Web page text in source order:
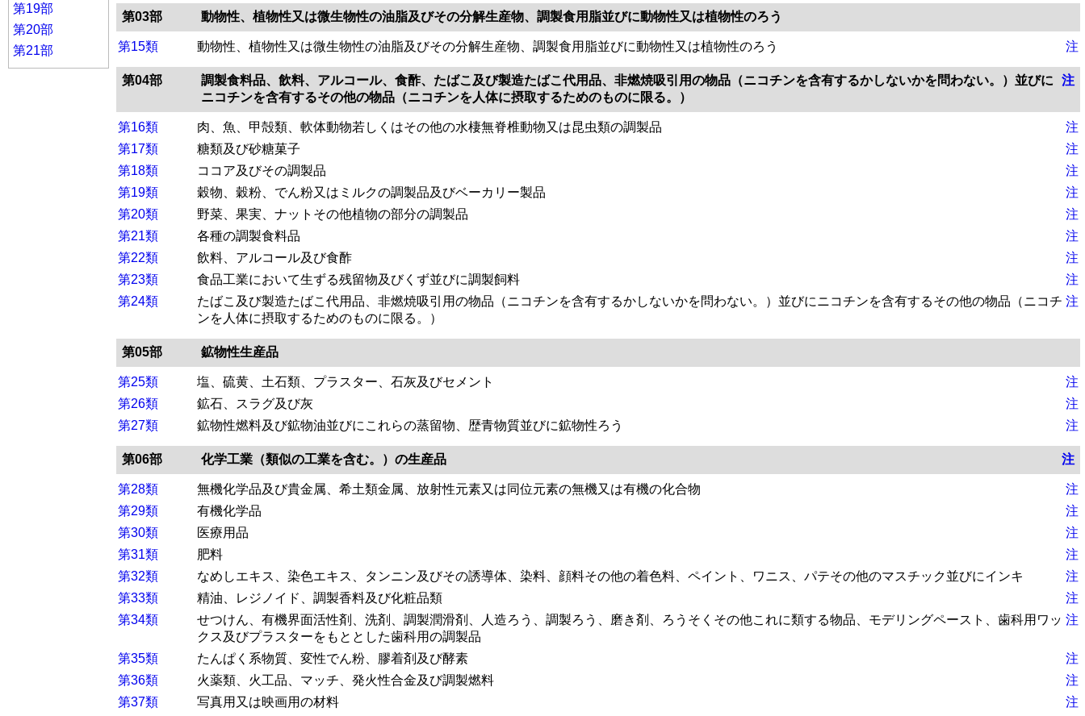
第19部
第20部
第21部
第03部 動物性、植物性又は微生物性の油脂及びその分解生産物、調製食用脂並びに動物性又は植物性のろう
第15類 動物性、植物性又は微生物性の油脂及びその分解生産物、調製食用脂並びに動物性又は植物性のろう 注
第04部
調製食料品、飲料、アルコール、食酢、たばこ及び製造たばこ代用品、非燃焼吸引用の物品（ニコチンを含有するかしないかを問わない。）並びに
ニコチンを含有するその他の物品（ニコチンを人体に摂取するためのものに限る。）
注
第16類 肉、魚、甲殻類、軟体動物若しくはその他の水棲無脊椎動物又は昆虫類の調製品
注
第17類
糖類及び砂糖菓子
注
第18類
ココア及びその調製品
注
第19類
穀物、穀粉、でん粉又はミルクの調製品及びベーカリー製品
注
第20類
野菜、果実、ナットその他植物の部分の調製品
注
第21類
各種の調製食料品
注
第22類
飲料、アルコール及び食酢
注
第23類
食品工業において生ずる残留物及びくず並びに調製飼料
注
第24類
たばこ及び製造たばこ代用品、非燃焼吸引用の物品（ニコチンを含有するかしないかを問わない。）並びにニコチンを含有するその他の物品（ニコチ
ンを人体に摂取するためのものに限る。）
注
第05部 鉱物性生産品
第25類 塩、硫黄、土石類、プラスター、石灰及びセメント
注
第26類
鉱石、スラグ及び灰
注
第27類
鉱物性燃料及び鉱物油並びにこれらの蒸留物、歴青物質並びに鉱物性ろう 注
第06部 化学工業（類似の工業を含む。）の生産品 注
第28類 無機化学品及び貴金属、希土類金属、放射性元素又は同位元素の無機又は有機の化合物
注
第29類
有機化学品
注
第30類
医療用品
注
第31類
肥料
注
第32類
なめしエキス、染色エキス、タンニン及びその誘導体、染料、顔料その他の着色料、ペイント、ワニス、パテその他のマスチック並びにインキ
注
第33類
精油、レジノイド、調製香料及び化粧品類
注
第34類
せつけん、有機界面活性剤、洗剤、調製潤滑剤、人造ろう、調製ろう、磨き剤、ろうそくその他これに類する物品、モデリングペースト、歯科用ワッ
クス及びプラスターをもととした歯科用の調製品
注
第35類 たんぱく系物質、変性でん粉、膠着剤及び酵素
注
第36類
火薬類、火工品、マッチ、発火性合金及び調製燃料
注
第37類
写真用又は映画用の材料
注